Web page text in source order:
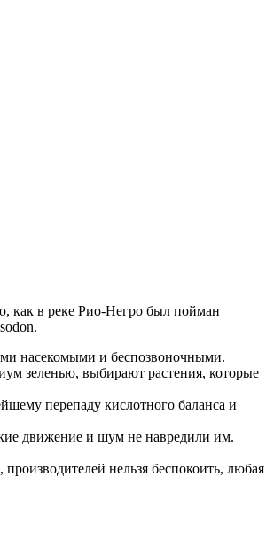
как в реке Рио-Негро был пойман
насекомыми и беспозвоночными.
зеленью, выбирают растения, которые
перепаду кислотного баланса и
движение и шум не навредили им.
нельзя беспокоить, любая